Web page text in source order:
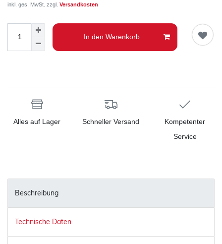
inkl. ges. MwSt. zzgl. Versandkosten
In den Warenkorb
Alles auf Lager Schneller Versand
Kompetenter
Service
Beschreibung
Technische Daten